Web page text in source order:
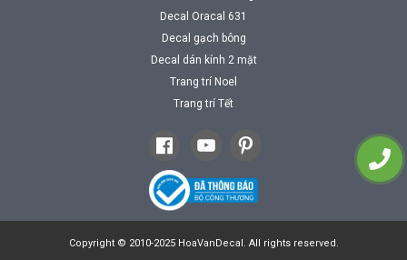
Decal Oracal 631
Decal gạch bông
Decal dán kính 2 mặt
Trang trí Noel
Trang trí Tết
Copyright © 2010-2025 HoaVanDecal. All rights reserved.